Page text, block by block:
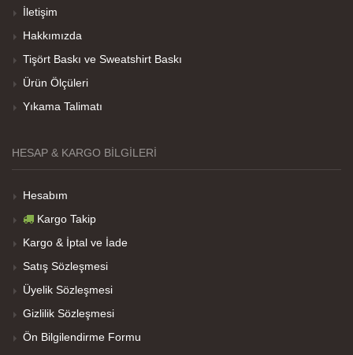
Her sey iyi ama baskı göründüğü gibi değil daha
soluk
İletişim
Hakkımızda
Tişört Baskı ve Sweatshirt Baskı
Ürün Ölçüleri
Yıkama Talimatı
HESAP & KARGO BILGILERI
Hesabım
Kargo Takip
Kargo & İptal ve İade
Satış Sözleşmesi
Üyelik Sözleşmesi
Gizlilik Sözleşmesi
Ön Bilgilendirme Formu